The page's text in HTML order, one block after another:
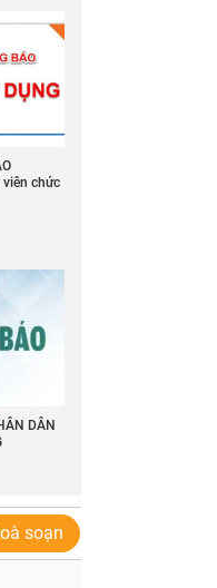
viên chức
DÂN
soạn